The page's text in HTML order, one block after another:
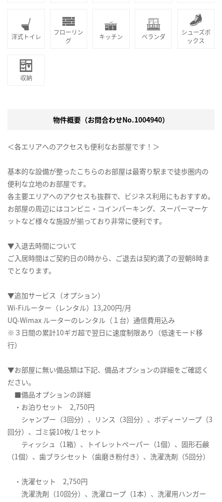
洋式トイレ
フローリン
グ
キッチン ベランダ
シューズボ
ックス
収納
物件概要（お問合わせNo.1004940）
＜各エリアへのアクセスも便利なお部屋です！＞
基本的な設備が整ったこちらのお部屋は最寄り駅まで徒歩圏内の
便利な立地のお部屋です。
各主要エリアへのアクセスも抜群で、ビジネス利用にもおすすめ。
お部屋の周辺にはコンビニ・コインパーキング、スーパーマーケ
ットなど様々な施設が揃っており非常に便利です。
▼入退去時間について
ご入居時間はご契約日の0時から、ご退去は契約満了の翌朝8時ま
でとなります。
▼追加サービス（オプション）
Wi-Fiルーター（レンタル）13,200円/月
UQ-Wimax ルーターのレンタル（１台）通信費用込み
※３日間の累計10ギガ超で翌日に速度制限あり（低速モード移
行）
▼お部屋に無い備品類は下記、備品オプションの詳細をご確認く
ださい。
■備品オプションの詳細
・お泊りセット 2,750円
シャンプー（3回分）、リンス（3回分）、ボディーソープ（3
回分）、ゴミ袋10枚/１セット
ティッシュ（1箱）、トイレットペーパー（1個）、固形石鹸
（1個）、歯ブラシセット（歯磨き粉付き）、洗濯洗剤（5回分）
・洗濯セット 2,750円
洗濯洗剤（10回分）、洗濯ロープ（1本）、洗濯用ハンガー